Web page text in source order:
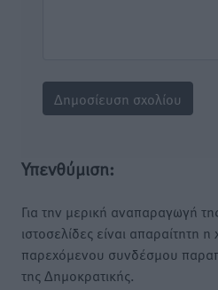
Υπενθύμιση:
Για την μερική αναπαραγωγή
ιστοσελίδες είναι απαραίτητη
παρεχόμενου συνδέσμου
της Δημοκρατικής.